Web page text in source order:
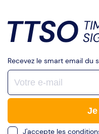
Recevez le smart email du
J'accepte les